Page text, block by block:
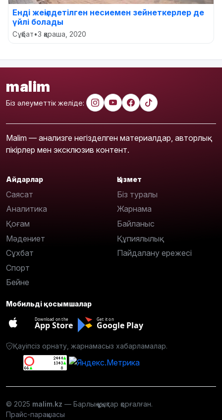
Енді жеңілдетілген несиемен зейнеткерлер де
үйлі болады
Сұқбат•3 қараша, 2020
malim
Біз әлеуметтік желіде:
Malim — анализге негізделген материалдар, авторлық
пікірлер мен эксклюзив контент.
Айдарлар
Саясат
Аналитика
Қоғам
Мәдениет
Сұхбат
Спорт
Бейне
Қызмет
Біз туралы
Жарнама
Байланыс
Құпиялылық
Пайдалану ережесі
Мобильді қосымшалар
Download on the
App Store
Get it on
Google Play
Қауіпсіз орнату, жарнамасыз хабарламалар.
© 2025 malim.kz — Барлық құқықтар қорғалған.
Прайс-парақшасы